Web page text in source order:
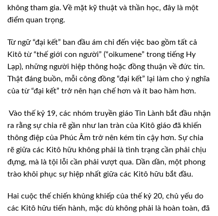
không tham gia. Về mặt kỹ thuật và thần học, đây là một
điểm quan trọng.
Từ ngữ “đại kết” ban đầu ám chỉ đến việc bao gồm tất cả
Kitô từ “thế giới con người” (“oikumene” trong tiếng Hy
Lạp), những người hiệp thông hoặc đồng thuận về đức tin.
Thật đáng buồn, mỗi công đồng “đại kết” lại làm cho ý nghĩa
của từ “đại kết” trở nên hạn chế hơn và ít bao hàm hơn.
Vào thế kỷ 19, các nhóm truyền giáo Tin Lành bắt đầu nhận
ra rằng sự chia rẽ gần như lan tràn của Kitô giáo đã khiến
thông điệp của Phúc Âm trở nên kém tin cậy hơn. Sự chia
rẽ giữa các Kitô hữu không phải là tình trạng cần phải chịu
đựng, mà là tội lỗi cần phải vượt qua. Dần dần, một phong
trào khôi phục sự hiệp nhất giữa các Kitô hữu bắt đầu.
Hai cuộc thế chiến khủng khiếp của thế kỷ 20, chủ yếu do
các Kitô hữu tiến hành, mặc dù không phải là hoàn toàn, đã